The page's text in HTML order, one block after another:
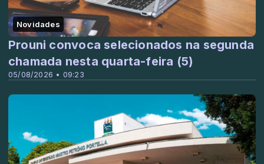
Novidades
05/08/2026 • 09:23
Prouni convoca selecionados na segunda
chamada nesta quarta-feira (5)